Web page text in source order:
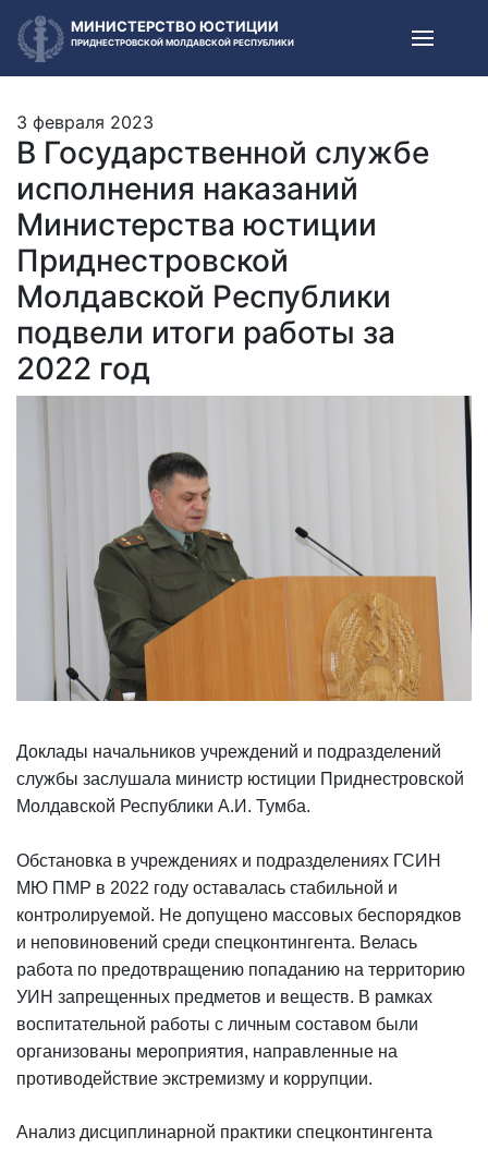
МИНИСТЕРСТВО ЮСТИЦИИ
ПРИДНЕСТРОВСКОЙ МОЛДАВСКОЙ РЕСПУБЛИКИ
3 февраля 2023
В Государственной службе
исполнения наказаний
Министерства юстиции
Приднестровской
Молдавской Республики
подвели итоги работы за
2022 год
Доклады начальников учреждений и подразделений
службы заслушала министр юстиции Приднестровской
Молдавской Республики А.И. Тумба.
Обстановка в учреждениях и подразделениях ГСИН
МЮ ПМР в 2022 году оставалась стабильной и
контролируемой. Не допущено массовых беспорядков
и неповиновений среди спецконтингента. Велась
работа по предотвращению попаданию на территорию
УИН запрещенных предметов и веществ. В рамках
воспитательной работы с личным составом были
организованы мероприятия, направленные на
противодействие экстремизму и коррупции.
Анализ дисциплинарной практики спецконтингента